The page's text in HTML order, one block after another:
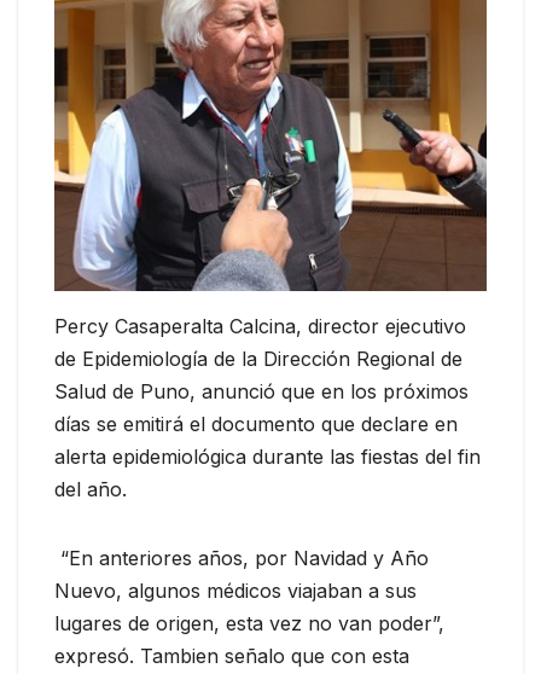
Percy Casaperalta Calcina, director ejecutivo
de Epidemiología de la Dirección Regional de
Salud de Puno, anunció que en los próximos
días se emitirá el documento que declare en
alerta epidemiológica durante las fiestas del fin
del año.
“En anteriores años, por Navidad y Año
Nuevo, algunos médicos viajaban a sus
lugares de origen, esta vez no van poder”,
expresó. Tambien señalo que con esta